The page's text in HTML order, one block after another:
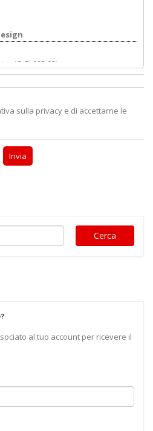
(C_EL005.03)
- Usare l'AI in modo efficace
- Microsoft Copilot
sulla privacy e di accettarne le
Invia
al tuo account per ricevere il